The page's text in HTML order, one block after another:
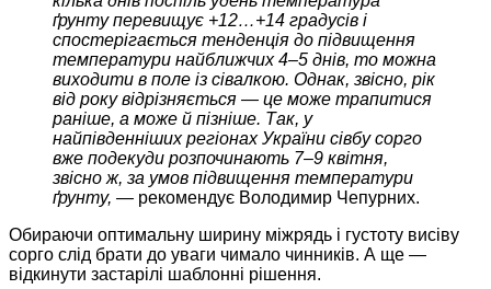
ґрунту перевищує +12…+14 градусів і
спостерігається тенденція до підвищення
температури найближчих 4–5 днів, то можна
виходити в поле із сівалкою. Однак, звісно, рік
від року відрізняється — це може трапитися
раніше, а може й пізніше. Так, у
найпівденніших регіонах України сівбу сорго
вже подекуди розпочинають 7–9 квітня,
звісно ж, за умов підвищення температури
ґрунту, — рекомендує Володимир Чепурних.
Обираючи оптимальну ширину міжрядь і густоту висіву
сорго слід брати до уваги чимало чинників. А ще —
відкинути застарілі шаблонні рішення.